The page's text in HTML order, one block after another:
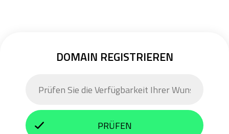
DOMAIN REGISTRIEREN
PRÜFEN